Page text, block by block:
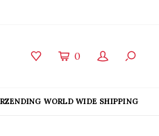
0
WORLD WIDE SHIPPING